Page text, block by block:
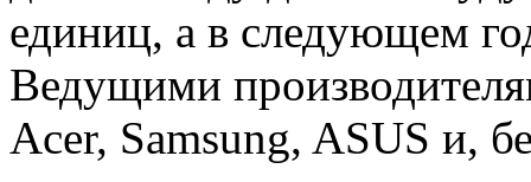
единиц, а в следующем
Ведущими
Acer, Samsung, ASUS и,